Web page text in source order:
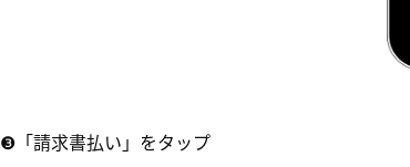
❸「請求書払い」をタップ